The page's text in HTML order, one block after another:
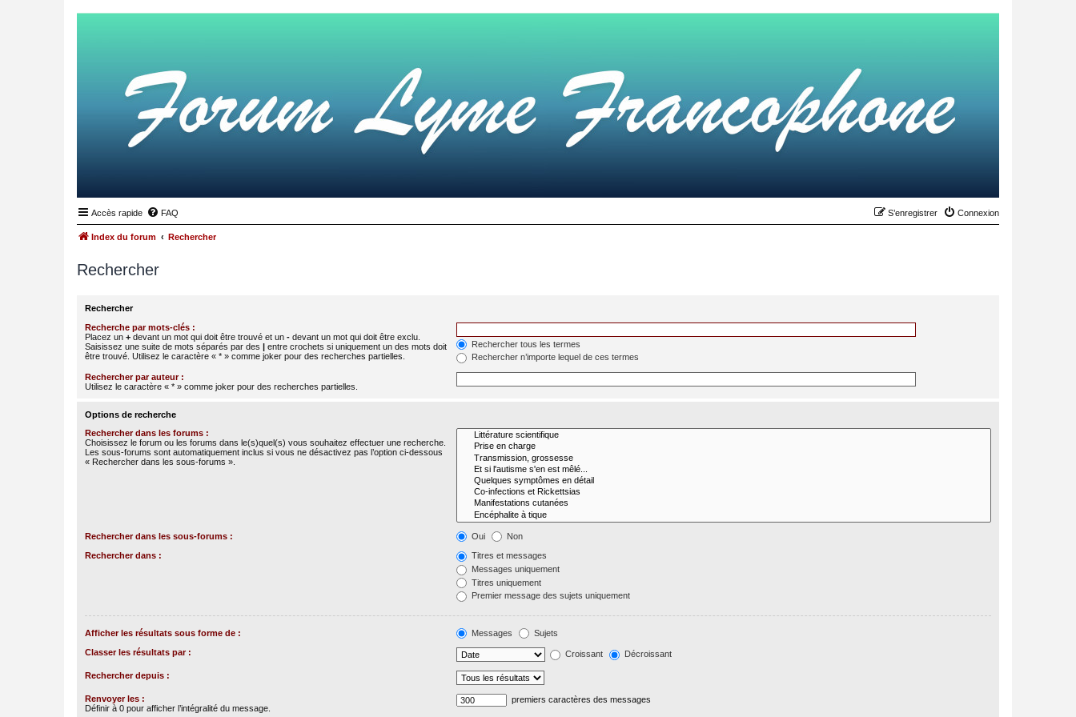
Accès rapide FAQ Connexion
S’enregistrer
Index du forum Rechercher
Rechercher
Rechercher
Recherche par mots-clés :
Placez un + devant un mot qui doit être trouvé et un - devant un mot qui doit être exclu.
Saisissez une suite de mots séparés par des | entre crochets si uniquement un des mots doit
être trouvé. Utilisez le caractère « * » comme joker pour des recherches partielles.
Rechercher tous les termes
Rechercher n’importe lequel de ces termes
Rechercher par auteur :
Utilisez le caractère « * » comme joker pour des recherches partielles.
Options de recherche
Rechercher dans les forums :
Choisissez le forum ou les forums dans le(s)quel(s) vous souhaitez effectuer une recherche.
Les sous-forums sont automatiquement inclus si vous ne désactivez pas l’option ci-dessous
« Rechercher dans les sous-forums ».
Rechercher dans les sous-forums : Oui Non
Rechercher dans :
Titres et messages
Messages uniquement
Titres uniquement
Premier message des sujets uniquement
Afficher les résultats sous forme de : Messages Sujets
Classer les résultats par : Croissant Décroissant
Rechercher depuis :
Renvoyer les :
Définir à 0 pour afficher l’intégralité du message.
premiers caractères des messages